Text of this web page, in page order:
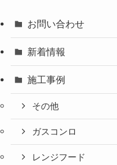
お問い合わせ
新着情報
施工事例
その他
ガスコンロ
レンジフード